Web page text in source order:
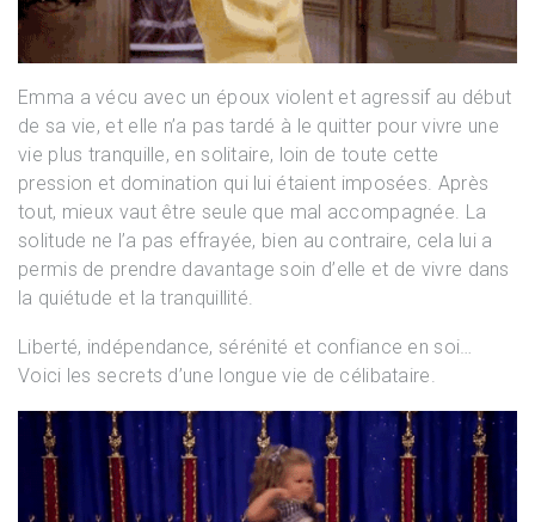
Emma a vécu avec un époux violent et agressif au début
de sa vie, et elle n’a pas tardé à le quitter pour vivre une
vie plus tranquille, en solitaire, loin de toute cette
pression et domination qui lui étaient imposées. Après
tout, mieux vaut être seule que mal accompagnée. La
solitude ne l’a pas effrayée, bien au contraire, cela lui a
permis de prendre davantage soin d’elle et de vivre dans
la quiétude et la tranquillité.
Liberté, indépendance, sérénité et confiance en soi…
Voici les secrets d’une longue vie de célibataire.